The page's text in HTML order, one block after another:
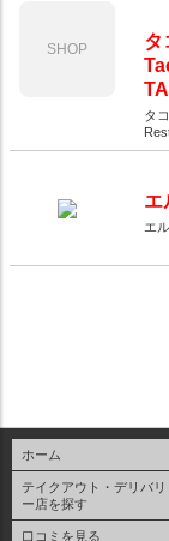
SHOP
タ
タ
エ
エ
ホーム
テイクアウト・デリバリ
ー店を探す
口コミを見る